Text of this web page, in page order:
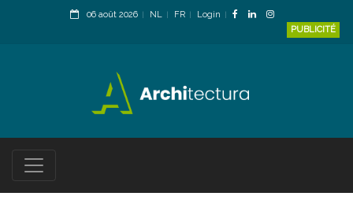
06 août 2026 NL FR
Login
PUBLICITÉ